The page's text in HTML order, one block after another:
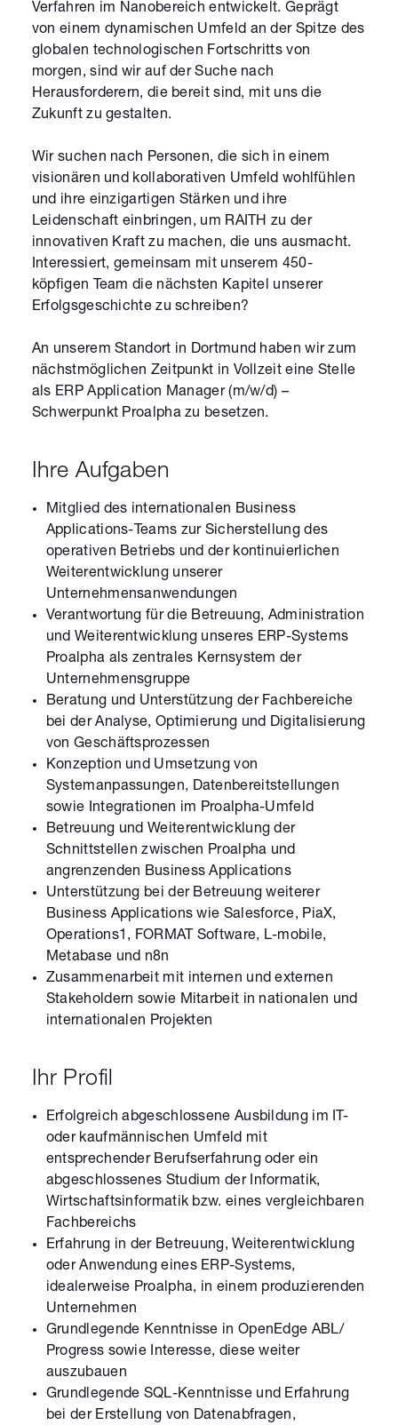
Verfahren im Nanobereich entwickelt. Geprägt
von einem dynamischen Umfeld an der Spitze des
globalen technologischen Fortschritts von
morgen, sind wir auf der Suche nach
Herausforderern, die bereit sind, mit uns die
Zukunft zu gestalten.
Wir suchen nach Personen, die sich in einem
visionären und kollaborativen Umfeld wohlfühlen
und ihre einzigartigen Stärken und ihre
Leidenschaft einbringen, um RAITH zu der
innovativen Kraft zu machen, die uns ausmacht.
Interessiert, gemeinsam mit unserem 450-
köpfigen Team die nächsten Kapitel unserer
Erfolgsgeschichte zu schreiben?
An unserem Standort in Dortmund haben wir zum
nächstmöglichen Zeitpunkt in Vollzeit eine Stelle
als ERP Application Manager (m/w/d) –
Schwerpunkt Proalpha zu besetzen.
Ihre Aufgaben
Mitglied des internationalen Business
Applications-Teams zur Sicherstellung des
operativen Betriebs und der kontinuierlichen
Weiterentwicklung unserer
Unternehmensanwendungen
Verantwortung für die Betreuung, Administration
und Weiterentwicklung unseres ERP-Systems
Proalpha als zentrales Kernsystem der
Unternehmensgruppe
Beratung und Unterstützung der Fachbereiche
bei der Analyse, Optimierung und Digitalisierung
von Geschäftsprozessen
Konzeption und Umsetzung von
Systemanpassungen, Datenbereitstellungen
sowie Integrationen im Proalpha-Umfeld
Betreuung und Weiterentwicklung der
Schnittstellen zwischen Proalpha und
angrenzenden Business Applications
Unterstützung bei der Betreuung weiterer
Business Applications wie Salesforce, PiaX,
Operations1, FORMAT Software, L-mobile,
Metabase und n8n
Zusammenarbeit mit internen und externen
Stakeholdern sowie Mitarbeit in nationalen und
internationalen Projekten
Ihr Profil
Erfolgreich abgeschlossene Ausbildung im IT-
oder kaufmännischen Umfeld mit
entsprechender Berufserfahrung oder ein
abgeschlossenes Studium der Informatik,
Wirtschaftsinformatik bzw. eines vergleichbaren
Fachbereichs
Erfahrung in der Betreuung, Weiterentwicklung
oder Anwendung eines ERP-Systems,
idealerweise Proalpha, in einem produzierenden
Unternehmen
Grundlegende Kenntnisse in OpenEdge ABL/
Progress sowie Interesse, diese weiter
auszubauen
Grundlegende SQL-Kenntnisse und Erfahrung
bei der Erstellung von Datenabfragen,